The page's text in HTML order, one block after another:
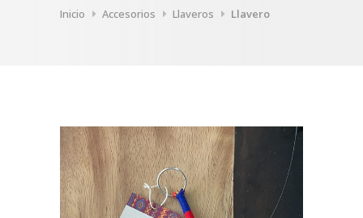
Inicio Accesorios Llaveros Llavero